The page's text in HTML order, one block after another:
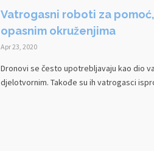
Vatrogasni roboti za
opasnim okruženjima
Apr 23, 2020
Dronovi se često upotrebljavaju kao dio
djelotvornim. Takođe su ih vatrogasci